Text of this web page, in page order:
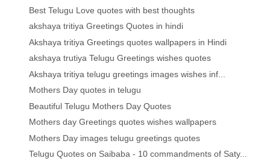
Best Telugu Love quotes with best thoughts
akshaya tritiya Greetings Quotes in hindi
Akshaya tritiya Greetings quotes wallpapers in Hindi
akshaya trutiya Telugu Greetings wishes quotes
Akshaya tritiya telugu greetings images wishes inf...
Mothers Day quotes in telugu
Beautiful Telugu Mothers Day Quotes
Mothers day Greetings quotes wishes wallpapers
Mothers Day images telugu greetings quotes
Telugu Quotes on Saibaba - 10 commandments of Saty...